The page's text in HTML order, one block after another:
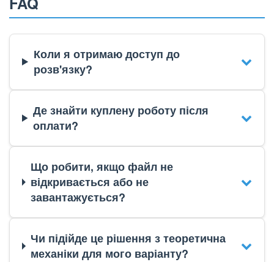
Коли я отримаю доступ до
розв'язку?
Де знайти куплену роботу після
оплати?
Що робити, якщо файл не
відкривається або не
завантажується?
Чи підійде це рішення з теоретична
механіки для мого варіанту?